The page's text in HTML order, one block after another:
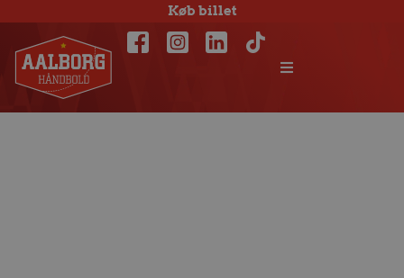
Køb billet